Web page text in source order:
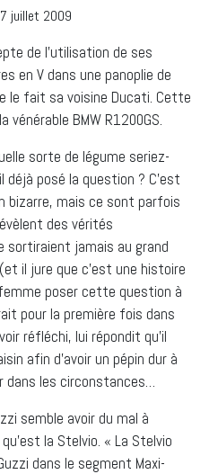
juillet 2009
de l’utilisation de ses
en V dans une panoplie de
le fait sa voisine Ducati. Cette
vénérable BMW R1200GS.
sorte de légume seriez-
déjà posé la question ? C’est
bizarre, mais ce sont parfois
des vérités
sortiraient jamais au grand
il jure que c’est une histoire
poser cette question à
pour la première fois dans
réfléchi, lui répondit qu’il
afin d’avoir un pépin dur à
dans les circonstances…
semble avoir du mal à
la Stelvio. « La Stelvio
dans le segment Maxi-